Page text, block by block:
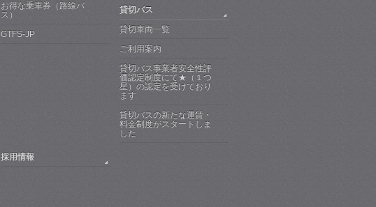
お得な乗車券（路線バ
ス）
GTFS-JP
貸切バス
貸切車両一覧
ご利用案内
貸切バス事業者安全性評
価認定制度にて★（１つ
星）の認定を受けており
ます
貸切バスの新たな運賃・
料金制度がスタートしま
した
採用情報